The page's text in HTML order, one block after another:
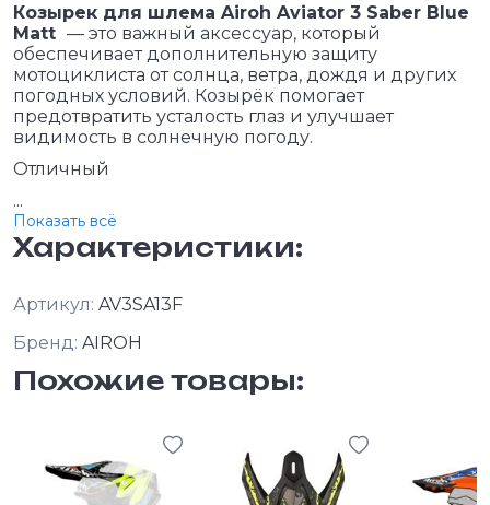
Козырек для шлема Airoh Aviator 3 Saber Blue
Matt — это важный аксессуар, который
обеспечивает дополнительную защиту
мотоциклиста от солнца, ветра, дождя и других
погодных условий. Козырёк помогает
предотвратить усталость глаз и улучшает
видимость в солнечную погоду.
Отличный
...
Показать всё
Характеристики:
Артикул: AV3SA13F
Бренд: AIROH
Похожие товары: